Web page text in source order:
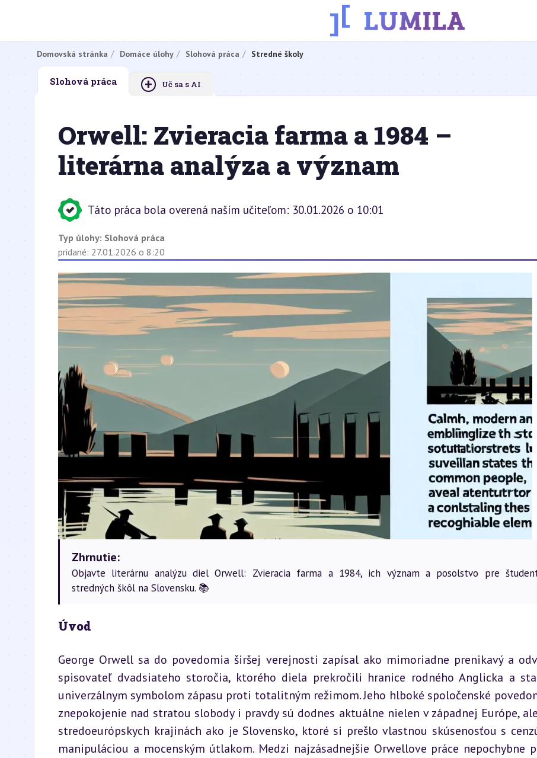
Domovská stránka Domáce úlohy Slohová práca Stredné školy
Slohová práca + Uč sa s AI
Orwell: Zvieracia farma a 1984 –
literárna analýza a význam
Táto práca bola overená naším učiteľom: 30.01.2026 o 10:01
Typ úlohy: Slohová práca
pridané: 27.01.2026 o 8:20
Zhrnutie:
Objavte literárnu analýzu diel Orwell: Zvieracia farma a 1984, ich význam a posolstvo pre
stredných škôl na Slovensku. 📚
Úvod
George Orwell sa do povedomia širšej verejnosti zapísal ako mimoriadne prenikavý a
spisovateľ dvadsiateho storočia, ktorého diela prekročili hranice rodného Anglicka a
univerzálnym symbolom zápasu proti totalitným režimom. Jeho hlboké spoločenské
znepokojenie nad stratou slobody i pravdy sú dodnes aktuálne nielen v západnej Európe,
stredoeurópskych krajinách ako je Slovensko, ktoré si prešlo vlastnou skúsenosťou s
manipuláciou a mocenským útlakom. Medzi najzásadnejšie Orwellove práce nepochybne